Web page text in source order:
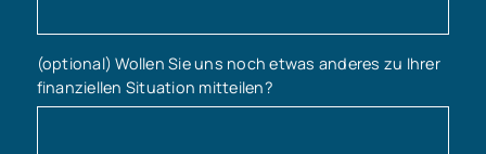
(optional) Wollen Sie uns noch etwas anderes zu Ihrer
finanziellen Situation mitteilen?